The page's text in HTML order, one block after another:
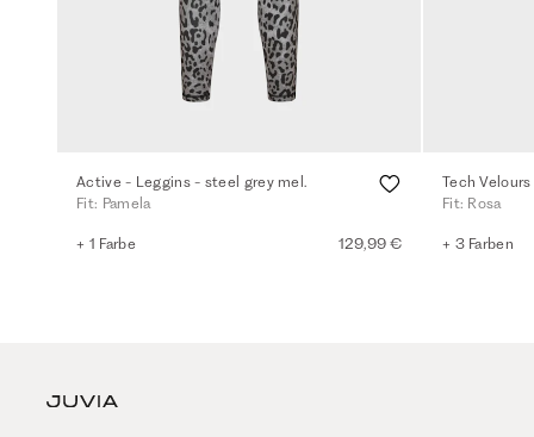
Active - Leggins - steel grey mel.
Fit: Pamela
+ 1 Farbe 129,99 €
Tech
Fit: Rosa
+ 3 Farben